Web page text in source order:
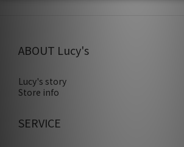
ABOUT Lucy's
Lucy's story
Store info
SERVICE